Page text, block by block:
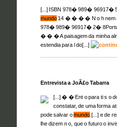
[...] ISBN 978� 989� 96917�
mundo 14 � � � � N o h nem
978� 989� 96917� 2�
� � � A paisagem da minha
estendia para l do[...]
Entrevista a JoÃ£o Tabarra
[...] � � Ent o para ti s o
constatar, de uma forma
pode salvar omundo .[...] e de
lhe dizem n o, que o futuro o